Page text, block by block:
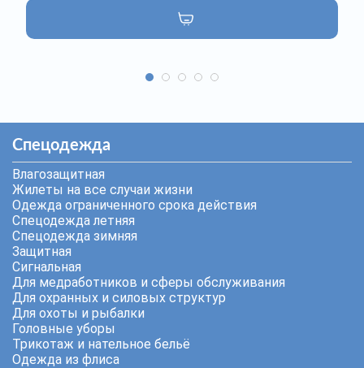
Спецодежда
Влагозащитная
Жилеты на все случаи жизни
Одежда ограниченного срока действия
Спецодежда летняя
Спецодежда зимняя
Защитная
Сигнальная
Для медработников и сферы обслуживания
Для охранных и силовых структур
Для охоты и рыбалки
Головные уборы
Трикотаж и нательное бельё
Одежда из флиса